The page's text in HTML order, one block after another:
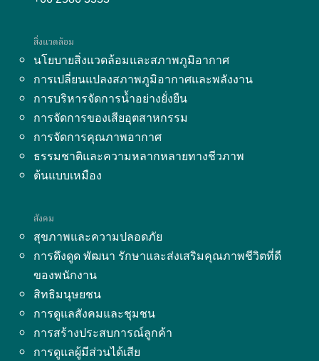
สิ่งแวดล้อม
นโยบายสิ่งแวดล้อมและสภาพภูมิอากาศ
การเปลี่ยนแปลงสภาพภูมิอากาศและพลังงาน
การบริหารจัดการน้ำอย่างยั่งยืน
การจัดการของเสียอุตสาหกรรม
การจัดการคุณภาพอากาศ
ธรรมชาติและความหลากหลายทางชีวภาพ
ต้นแบบเหมือง
สังคม
สุขภาพและความปลอดภัย
การดึงดูด พัฒนา รักษาและส่งเสริมคุณภาพชีวิตที่ดี
ของพนักงาน
สิทธิมนุษยชน
การดูแลสังคมและชุมชน
การสร้างประสบการณ์ลูกค้า
การดูแลผู้มีส่วนได้เสีย